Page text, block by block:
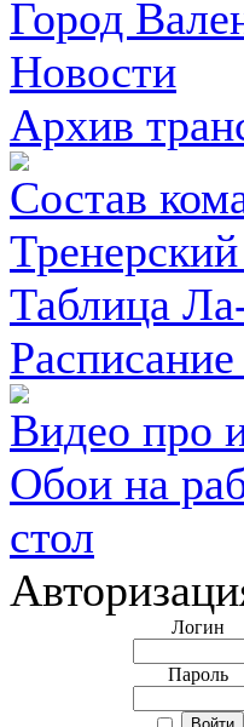
Город
Новости
Архив
Состав
Таблица
Видео про
Обои на
стол
Логин
Пароль